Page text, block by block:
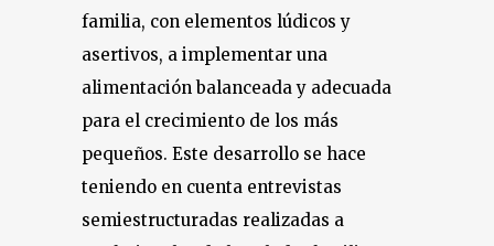
familia, con elementos lúdicos y
asertivos, a implementar una
alimentación balanceada y adecuada
para el crecimiento de los más
pequeños. Este desarrollo se hace
teniendo en cuenta entrevistas
semiestructuradas realizadas a